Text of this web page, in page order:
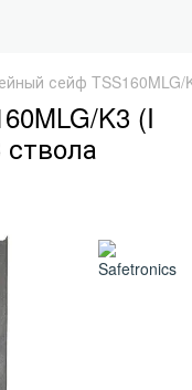
сейф TSS160MLG/
K3 (I
ствола